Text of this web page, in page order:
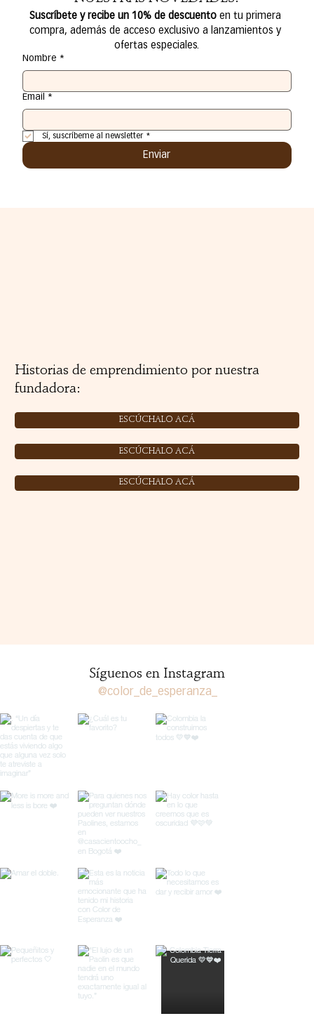
Suscríbete y recibe un 10% de descuento en tu primera
compra, además de acceso exclusivo a lanzamientos y
ofertas especiales.
Nombre *
Email *
Sí, suscríbeme al newsletter *
Enviar
Historias de emprendimiento por nuestra
fundadora:
ESCÚCHALO ACÁ
ESCÚCHALO ACÁ
ESCÚCHALO ACÁ
Síguenos en Instagram
@color_de_esperanza_